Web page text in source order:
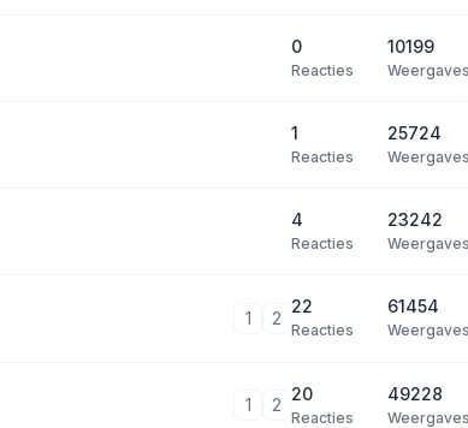
0
Reacties
10199
Weergaves
1
Reacties
25724
Weergaves
4
Reacties
23242
Weergaves
1 2
22
Reacties
61454
Weergaves
1 2
20
Reacties
49228
Weergaves